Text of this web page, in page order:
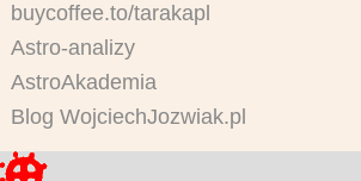
buycoffee.to/tarakapl
Astro-analizy
AstroAkademia
Blog WojciechJozwiak.pl